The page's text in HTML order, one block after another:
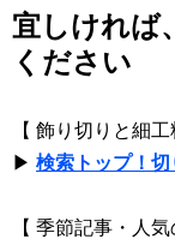
宜しければ
ください
【 飾り切りと細工
▶ 検索トップ！切
【 季節記事・人